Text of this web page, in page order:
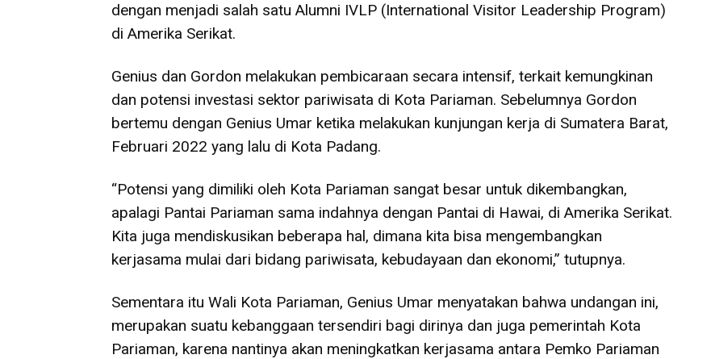
dengan menjadi salah satu Alumni IVLP (International Visitor Leadership Program)
di Amerika Serikat.
Genius dan Gordon melakukan pembicaraan secara intensif, terkait kemungkinan
dan potensi investasi sektor pariwisata di Kota Pariaman. Sebelumnya Gordon
bertemu dengan Genius Umar ketika melakukan kunjungan kerja di Sumatera Barat,
Februari 2022 yang lalu di Kota Padang.
“Potensi yang dimiliki oleh Kota Pariaman sangat besar untuk dikembangkan,
apalagi Pantai Pariaman sama indahnya dengan Pantai di Hawai, di Amerika Serikat.
Kita juga mendiskusikan beberapa hal, dimana kita bisa mengembangkan
kerjasama mulai dari bidang pariwisata, kebudayaan dan ekonomi,” tutupnya.
Sementara itu Wali Kota Pariaman, Genius Umar menyatakan bahwa undangan ini,
merupakan suatu kebanggaan tersendiri bagi dirinya dan juga pemerintah Kota
Pariaman, karena nantinya akan meningkatkan kerjasama antara Pemko Pariaman